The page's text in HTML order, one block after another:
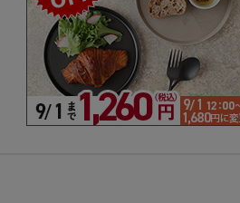
- 楕円
- 変形